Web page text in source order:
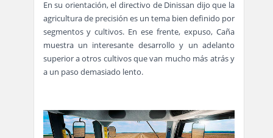
En su orientación, el directivo de Dinissan dijo que la
agricultura de precisión es un tema bien definido por
segmentos y cultivos. En ese frente, expuso, Caña
muestra un interesante desarrollo y un adelanto
superior a otros cultivos que van mucho más atrás y
a un paso demasiado lento.